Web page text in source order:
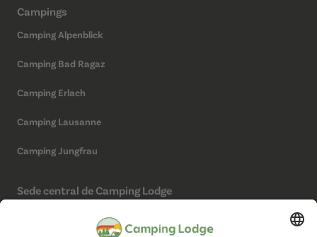
Campings
Camping Alpenblick
Camping Bad Ragaz
Camping Erlach
Camping Lausanne
Camping Jungfrau
Sede central de Camping Lodge